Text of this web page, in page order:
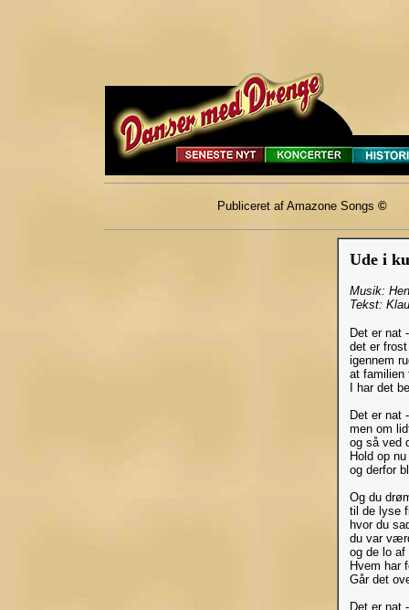
Publiceret af Amazone Songs ©
Ude i
Musik:
Tekst:
Det er nat
det er
igennem
at familien
I har det
Det er nat
men om
og så ved
Hold op
og derfor
Og du
til de lyse
hvor du
du var
og de lo af
Hvem har
Går det
Det er nat